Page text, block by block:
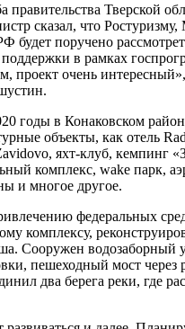
правительства Тверской
сказал, что
будет поручено
в рамках
проект очень
годы в Конаковском
объекты, как отель
яхт-клуб, кемпинг
комплекс, wake парк,
и многое другое.
федеральных
комплексу,
Сооружен водозаборный
пешеходный мост через
два берега реки, где